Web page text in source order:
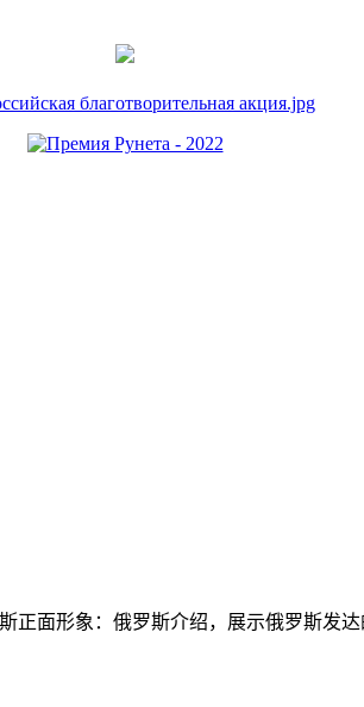
面形象：俄罗斯介绍，展示俄罗斯发